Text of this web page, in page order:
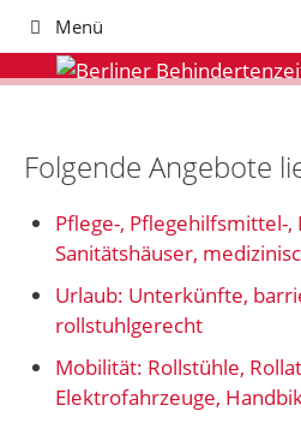
Zum
springen
Menü
Folgende Angebote
Pflege-, Pflegehilfsmittel-,
Sanitätshäuser,
Urlaub: Unterkünfte,
rollstuhlgerecht
Mobilität: Rollstühle,
Elektrofahrzeuge,